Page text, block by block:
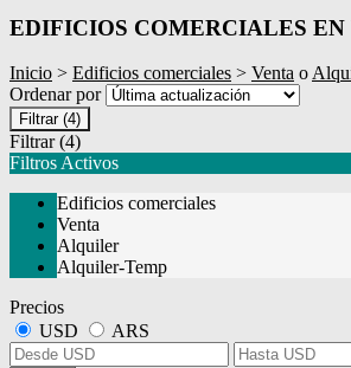
EDIFICIOS COMERCIALES
Inicio > Edificios comerciales > Venta o
Ordenar por
Filtrar (4)
Filtrar (4)
Filtros Activos
Edificios comerciales
Venta
Alquiler
Alquiler-Temp
Precios
USD
ARS